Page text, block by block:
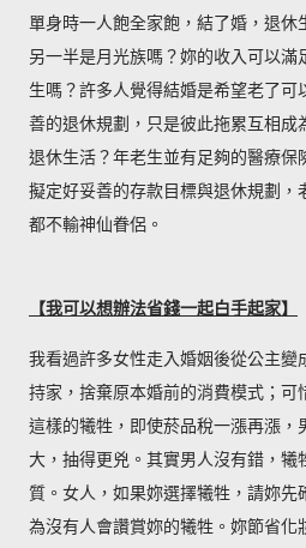
單身時一人飽全家飽，結了婚，退休
另一半是月光族嗎？妳的收入可以滿
生嗎？許多人覺得結婚是希望老了
善的退休規劃，只是彼此拖累互相成
退休生活？年老生並有足夠的醫療保
擬定好妥善的存款目標與退休規劃，
都不輸神仙眷侶。
【我可以想辦法省錢一起白手起家】
我看過許多女性走入婚姻後從公主變
持家，捨棄原本婚前的消費模式；可
這樣的犧牲，即使菸品稅一漲再漲，
大，抽得更兇。其實男人沒有錯，犧
質。女人，如果妳選擇犧牲，請妳先
為沒有人會讚賞妳的犧牲。妳節省化